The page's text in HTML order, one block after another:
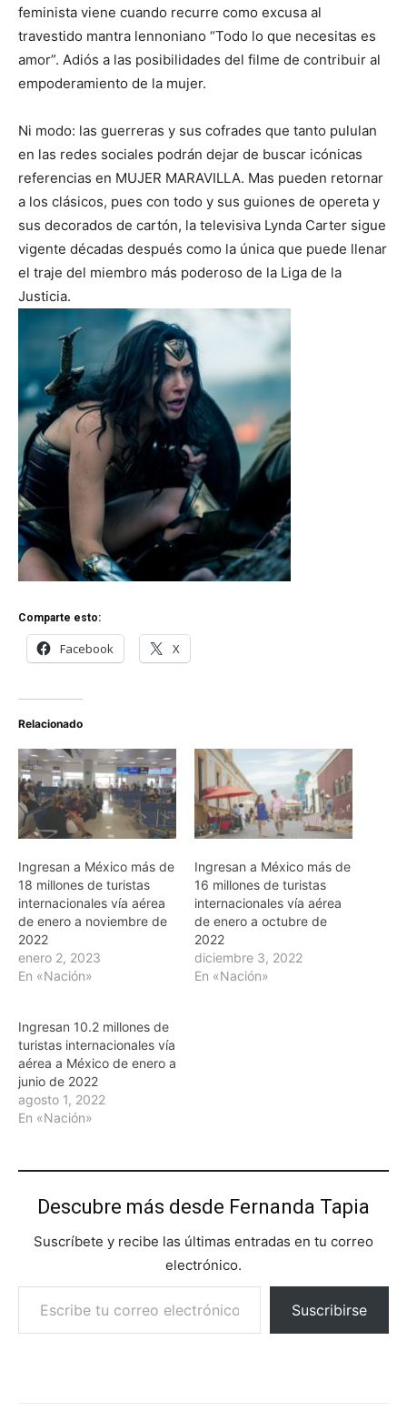
feminista viene cuando recurre como excusa al
travestido mantra lennoniano “Todo lo que necesitas es
amor”. Adiós a las posibilidades del filme de contribuir al
empoderamiento de la mujer.
Ni modo: las guerreras y sus cofrades que tanto pululan
en las redes sociales podrán dejar de buscar icónicas
referencias en MUJER MARAVILLA. Mas pueden retornar
a los clásicos, pues con todo y sus guiones de opereta y
sus decorados de cartón, la televisiva Lynda Carter sigue
vigente décadas después como la única que puede llenar
el traje del miembro más poderoso de la Liga de la
Justicia.
Comparte esto:
Facebook X
Relacionado
Ingresan a México más de
18 millones de turistas
internacionales vía aérea
de enero a noviembre de
2022
enero 2, 2023
En «Nación»
Ingresan a México más de
16 millones de turistas
internacionales vía aérea
de enero a octubre de
2022
diciembre 3, 2022
En «Nación»
Ingresan 10.2 millones de
turistas internacionales vía
aérea a México de enero a
junio de 2022
agosto 1, 2022
En «Nación»
Descubre más desde Fernanda Tapia
Suscríbete y recibe las últimas entradas en tu correo
electrónico.
Escribe tu correo electrónico…
Suscribirse